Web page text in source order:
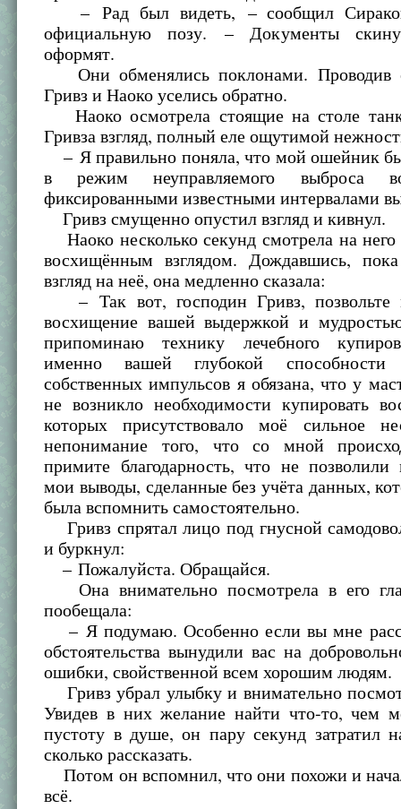
– Рад был видеть, – сообщил
официальную позу. – Документы
оформят.
Они обменялись поклонами. Проводив
Гривз и Наоко уселись обратно.
Наоко осмотрела стоящие на столе
Гривза взгляд, полный еле ощутимой
– Я правильно поняла, что мой ошейник
в режим неуправляемого выброса
фиксированными известными интервалами
Гривз смущенно опустил взгляд и кивнул.
Наоко несколько секунд смотрела на него
восхищённым взглядом. Дождавшись,
взгляд на неё, она медленно сказала:
– Так вот, господин Гривз, позвольте
восхищение вашей выдержкой и
припоминаю технику лечебного
именно вашей глубокой
собственных импульсов я обязана, что у
не возникло необходимости купировать
которых присутствовало моё сильное
непонимание того, что со мной
примите благодарность, что не позволили
мои выводы, сделанные без учёта данных,
была вспомнить самостоятельно.
Гривз спрятал лицо под гнусной
и буркнул:
– Пожалуйста. Обращайся.
Она внимательно посмотрела в его
пообещала:
– Я подумаю. Особенно если вы мне
обстоятельства вынудили вас на
ошибки, свойственной всем хорошим людям.
Гривз убрал улыбку и внимательно
Увидев в них желание найти что-то, чем
пустоту в душе, он пару секунд затратил
сколько рассказать.
Потом он вспомнил, что они похожи и
всё.